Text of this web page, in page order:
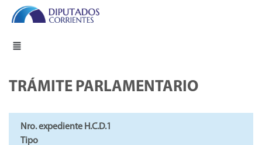
TRÁMITE PARLAMENTARIO
Nro. expediente H.C.D.1
Tipo